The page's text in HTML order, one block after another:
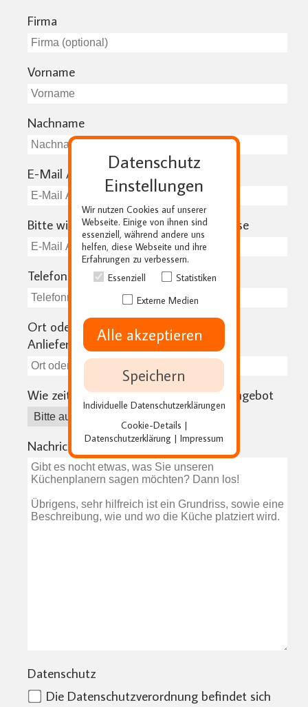
Firma
Vorname
Nachname
E-Mail Adresse
Bitte wiederholen Sie Ihre E-Mail Adresse
Telefonnummer
Ort oder PLZ - benötigen wir für Ihre
Anlieferungskosten
Wie zeitnah benötigen Sie Ihr Küchenangebot
Nachricht an die Küchenplaner
Datenschutz
Die Datenschutzverordnung befindet sich
Datenschutz
Einstellungen
Wir nutzen Cookies auf unserer
Webseite. Einige von ihnen sind
essenziell, während andere uns
helfen, diese Webseite und ihre
Erfahrungen zu verbessern.
Essenziell
Statistiken
Externe Medien
Alle akzeptieren
Speichern
Individuelle Datenschutzerklärungen
Cookie-Details |
Datenschutzerklärung | Impressum